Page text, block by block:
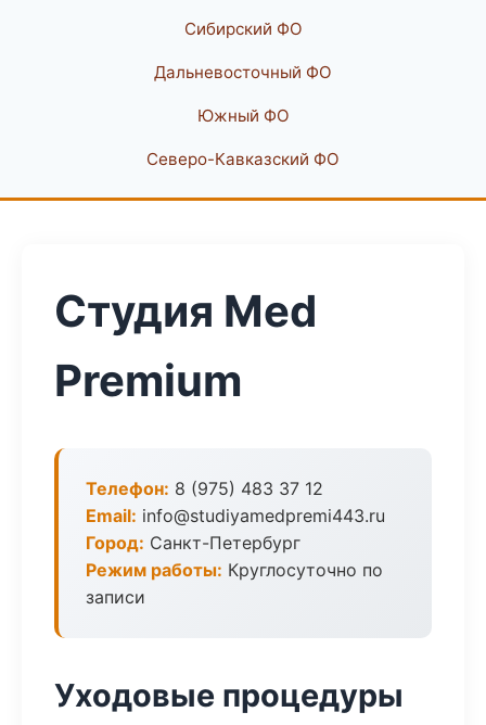
Сибирский ФО
Дальневосточный ФО
Южный ФО
Северо-Кавказский ФО
Студия Med
Premium
Телефон: 8 (975) 483 37 12
Email: info@studiyamedpremi443.ru
Город: Санкт-Петербург
Режим работы: Круглосуточно по
записи
Уходовые процедуры